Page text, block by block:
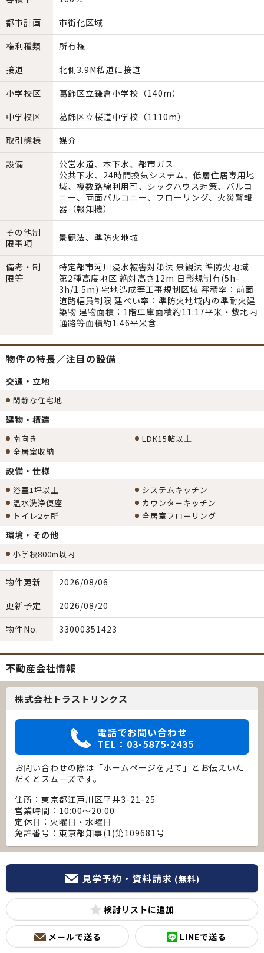
都市計画
市街化区域
権利種類
所有権
接道
北側3.9M私道に接道
小学校区
葛飾区立鎌倉小学校（140m）
中学校区
葛飾区立桜道中学校（1110m）
取引態様
媒介
設備
公営水道、本下水、都市ガス
公共下水、24時間換気システム、低層住居専用地
域、複数路線利用可、シックハウス対策、バルコ
ニー、両面バルコニー、フローリング、火災警報
器（報知機）
その他制
限事項
景観法、準防火地域
備考・制
限等
特定都市河川浸水被害対策法 景観法 準防火地域
第2種高度地区 絶対高さ12m 日影規制有(5h-
3h/1.5m) 宅地造成等工事規制区域 容積率：前面
道路幅員制限 建ぺい率：準防火地域内の準耐火建
築物 建物面積：1階車庫面積約11.17平米・敷地内
通路等面積約1.46平米含
物件の特長／注目の設備
交通・立地
閑静な住宅地
建物・構造
南向き
LDK15帖以上
全居室収納
設備・仕様
浴室1坪以上
システムキッチン
温水洗浄便座
カウンターキッチン
トイレ2ヶ所
全居室フローリング
環境・その他
小学校800m以内
物件更新
2026/08/06
更新予定
2026/08/20
物件No.
33000351423
不動産会社情報
株式会社トラストリンクス
電話でお問い合わせ
TEL：03-5875-2435
お問い合わせの際は「ホームページを見て」とお伝えいた
だくとスムーズです。
住所：東京都江戸川区平井3-21-25
営業時間：10:00～20:00
定休日：火曜日・水曜日
免許番号：東京都知事(1)第109681号
見学予約・資料請求 (無料)
検討リスト
メールで送る LINEで送る